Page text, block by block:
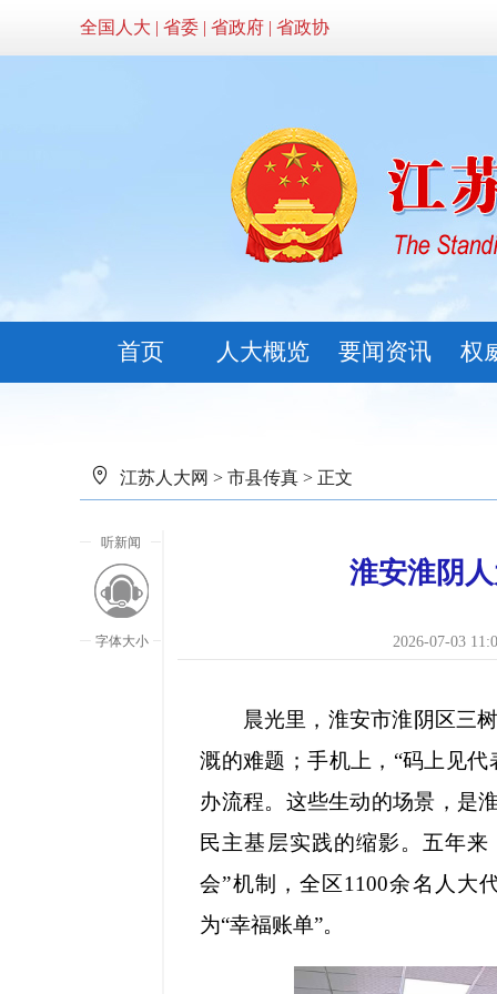
全国人大 | 省委 | 省政府 | 省政协
首页 人大概览 要闻资讯 权
江苏人大网 > 市县传真 > 正文
听新闻
字体大小
淮安淮阴
2026-07-03
晨光里，淮安市淮阴区三树
溉的难题；手机上，“码上见
办流程。这些生动的场景，是
民主基层实践的缩影。五年
会”机制，全区1100余名人大
为“幸福账单”。